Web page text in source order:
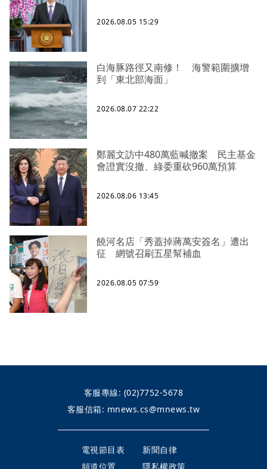
2026.08.05 15:29
白海豚路徑又南修！ 海警範圍擴增
到「東北部海面」
2026.08.07 22:22
鄭麗文訪中480萬藍喊撤案 民主基金
會證實沒撤、綠委重砍960萬預算
2026.08.06 13:45
饒河名店「秀蓋掉蔣萬安簽名」遭出
征 網號召刷五星幫補血
2026.08.05 07:59
客服專線: (02)7752-5678
客服信箱: mnews.cs@mnews.tw
電視節目表
新聞自律
頻道位置
隱私權政策